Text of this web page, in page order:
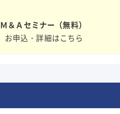
＆Ａセミナー（無料）
お申込・詳細はこちら